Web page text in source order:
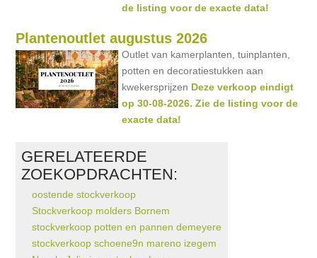
de listing voor de exacte data!
Plantenoutlet augustus 2026
Outlet van kamerplanten, tuinplanten,
potten en decoratiestukken aan
kwekersprijzen Deze verkoop eindigt
op 30-08-2026. Zie de listing voor de
exacte data!
GERELATEERDE
ZOEKOPDRACHTEN:
oostende stockverkoop
Stockverkoop molders Bornem
stockverkoop potten en pannen demeyere
stockverkoop schoene9n mareno izegem